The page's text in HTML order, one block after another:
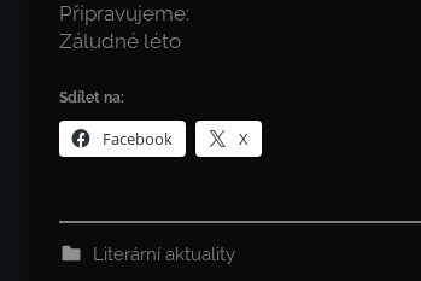
Připravujeme:
Záludné léto
Sdílet na:
Facebook X
Literární aktuality